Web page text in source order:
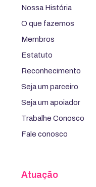
Nossa História
O que fazemos
Membros
Estatuto
Reconhecimento
Seja um parceiro
Seja um apoiador
Trabalhe Conosco
Fale conosco
Atuação